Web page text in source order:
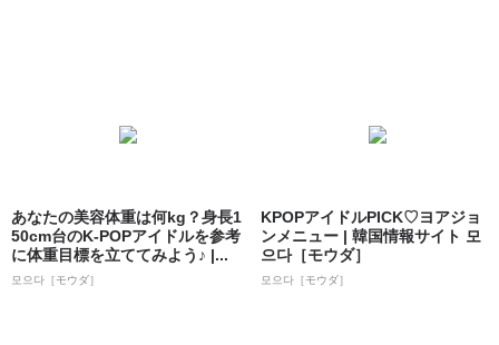
あなたの美容体重は何kg？身長1
50cm台のK-POPアイドルを参考
に体重目標を立ててみよう♪ |...
모으다［モウダ］
KPOPアイドルPICK♡ヨアジョ
ンメニュー | 韓国情報サイト 모
으다［モウダ］
모으다［モウダ］